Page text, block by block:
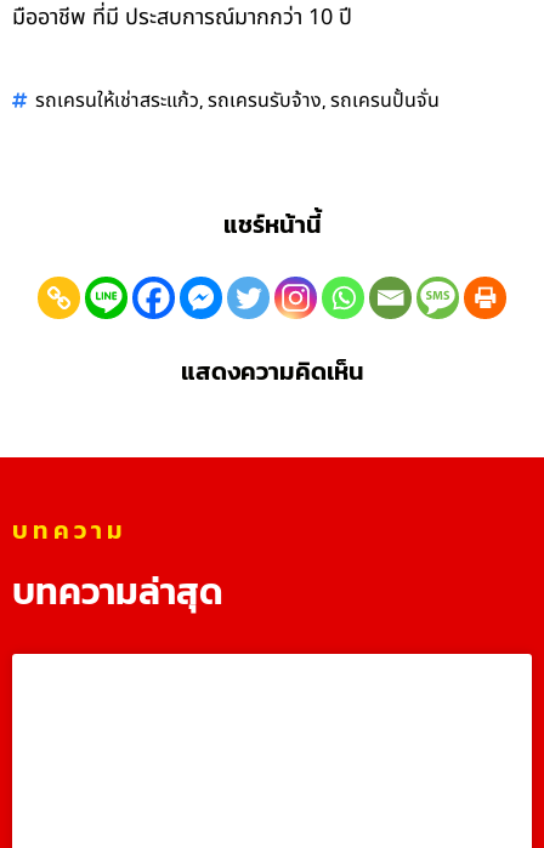
มืออาชีพ ที่มี ประสบการณ์มากกว่า 10 ปี
รถเครนให้เช่าสระแก้ว,รถเครนรับจ้าง,รถเครนปั้นจั่น
แชร์หน้านี้
แสดงความคิดเห็น
บทความ
บทความล่าสุด